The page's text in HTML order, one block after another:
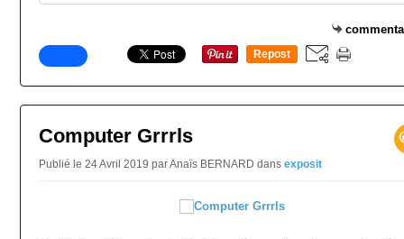
Repost
Computer Grrrls
Publié le 24 Avril 2019 par Anaïs BERNARD dans exposit